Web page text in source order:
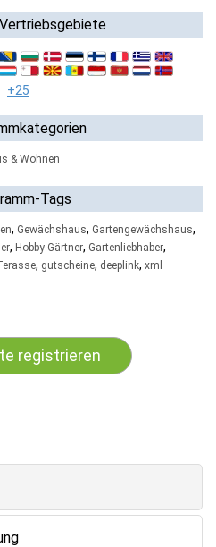
+25
& Wohnen
Tags
, Gewächshaus, Gartengewächshaus,
, Hobby-Gärtner, Gartenliebhaber,
, gutscheine, deeplink, xml
registrieren